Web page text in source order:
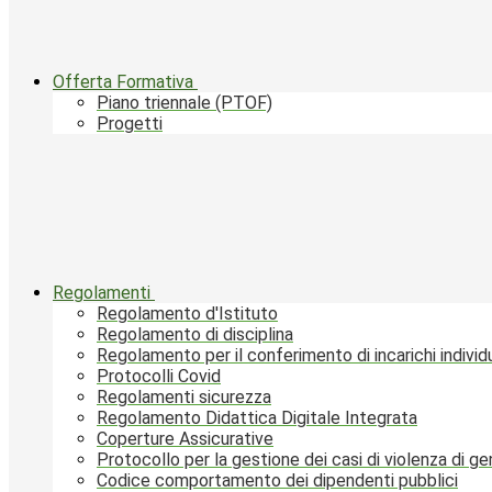
Offerta Formativa
Piano triennale (PTOF)
Progetti
Regolamenti
Regolamento d'Istituto
Regolamento di disciplina
Regolamento per il conferimento di incarichi
Protocolli Covid
Regolamenti sicurezza
Regolamento Didattica Digitale Integrata
Coperture Assicurative
Protocollo per la gestione dei casi di violenza di
Codice comportamento dei dipendenti pubblici